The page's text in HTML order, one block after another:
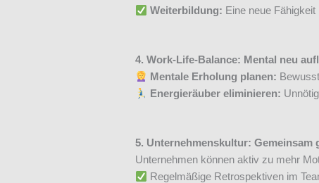
Weiterbildung: Eine neue
4. Work-Life-Balance: Mental neu
Mentale Erholung planen:
Energieräuber eliminieren:
5. Unternehmenskultur: Gemeinsam
Unternehmen können aktiv zu mehr
Regelmäßige Retrospektiven im